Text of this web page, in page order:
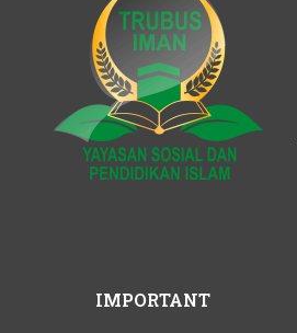
IMPORTANT